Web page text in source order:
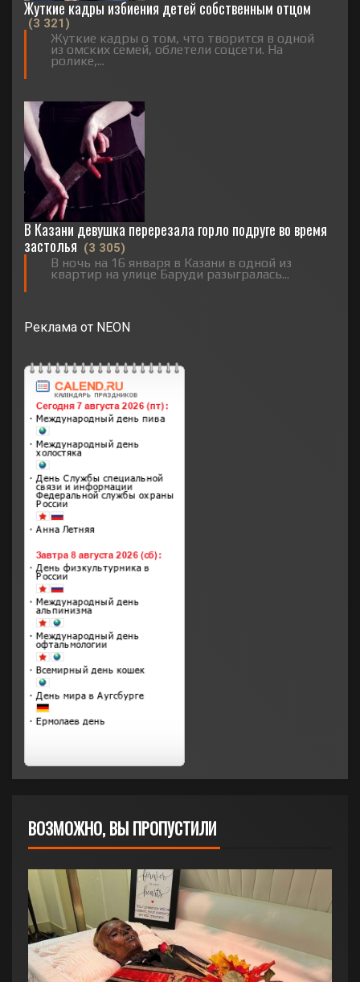
Жуткие кадры избиения детей собственным отцом
(3 321)
Жуткие кадры о том, что творится в одной
из омских семей, облетели соцсети. На
ролике,...
В Казани девушка перерезала горло подруге во время
застолья (3 305)
В ночь на 16 января в Казани в одной из
квартир на улице Баруди разыгралась...
Реклама от NEON
ВОЗМОЖНО, ВЫ ПРОПУСТИЛИ